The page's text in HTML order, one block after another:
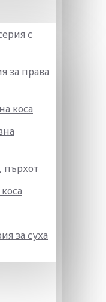
с
за права
коса
пърхот
за суха